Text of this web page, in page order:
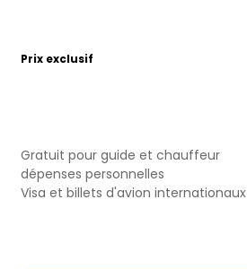
Prix exclusif
Gratuit pour guide et chauffeur
dépenses personnelles
Visa et billets d'avion internationaux